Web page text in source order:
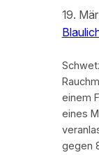
19.
einem
eines
gegen